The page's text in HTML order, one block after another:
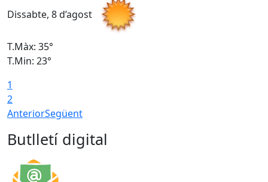
Dissabte, 8 d’agost
T.Màx: 35°
T.Min: 23°
1
2
AnteriorSegüent
Butlletí digital